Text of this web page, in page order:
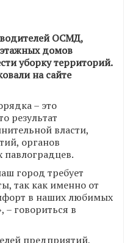
ОСМД,
домов
уборку территорий.
на сайте
– это
результат
власти,
органов
павлоградцев.
город требует
так как именно от
в наших любимых
– говориться в
предприятий,